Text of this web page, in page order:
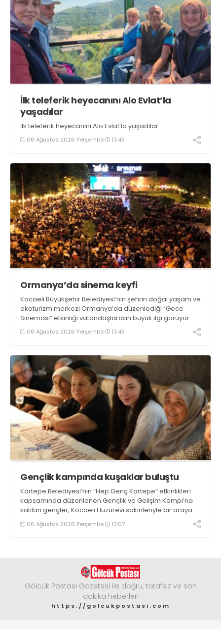
İlk teleferik heyecanını Alo Evlat’la
yaşadılar
İlk teleferik heyecanını Alo Evlat’la yaşadılar
06 Ağustos 2026 Perşembe 13:45
Ormanya’da sinema keyfi
Kocaeli Büyükşehir Belediyesi’nin şehrin doğal yaşam ve
ekoturizm merkezi Ormanya’da düzenlediği “Gece
Sineması” etkinliği vatandaşlardan büyük ilgi görüyor
06 Ağustos 2026 Perşembe 13:45
Gençlik kampında kuşaklar buluştu
Kartepe Belediyesi’nin “Hep Genç Kartepe” etkinlikleri
kapsamında düzenlenen Gençlik ve Gelişim Kampı’na
katılan gençler, Kocaeli Huzurevi sakinleriyle bir araya
geldi06 Ağustos 2026 Perşembe 13:07
Gölcük Postası Gazetesi ile doğru, tarafsız ve son
dakika heberleri
https://golcukpostasi.com